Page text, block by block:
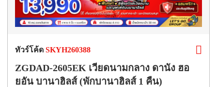
ทัวร์โค้ด SKYH260388
ZGDAD-2605EK เวียดนามกลาง ดานัง ฮอ
ยอัน บานาฮิลส์ (พักบานาฮิลส์ 1 คืน)